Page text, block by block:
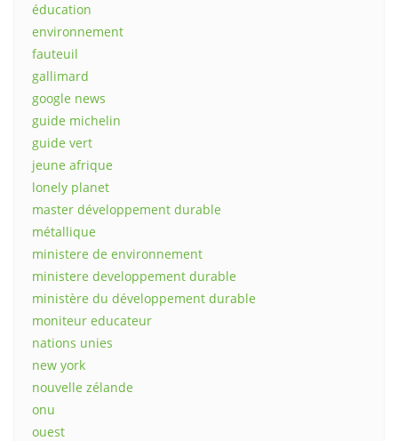
éducation
environnement
fauteuil
gallimard
google news
guide michelin
guide vert
jeune afrique
lonely planet
master développement durable
métallique
ministere de environnement
ministere developpement durable
ministère du développement durable
moniteur educateur
nations unies
new york
nouvelle zélande
onu
ouest